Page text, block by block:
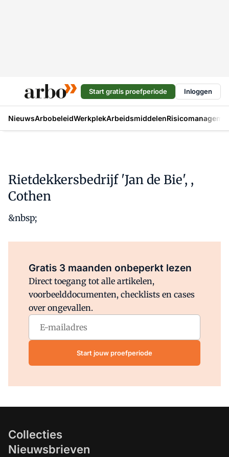
Start gratis proefperiode Inloggen
NieuwsArbobeleidWerkplekArbeidsmiddelen
Rietdekkersbedrijf 'Jan de Bie', ,
Cothen
&nbsp;
Gratis 3 maanden onbeperkt lezen
Direct toegang tot alle artikelen,
voorbeelddocumenten, checklists en cases
over ongevallen.
Start jouw proefperiode
Collecties
Nieuwsbrieven